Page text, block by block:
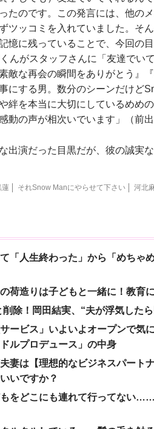
たのです。この発言には、他の
ツッコミを入れていました。そ
憶に残っていることで、今回の
んがスタッフさんに「友達でい
敵な再会の瞬間をありがとう』
にする男。数分のシーンだけど
絆を本当に大切にしているめめ
動の声が相次いでいます」（前出
出演だった目黒だが、彼の誠実
蓮 それSnow Manにやらせて下さい 河北
「人生終わった」から「めちゃ
荷造りは子どもと一緒に！教育
除！岡田結実、“夫が浮気した
ービス」いよいよオープンで気
ルプロデュース」の中身
妻は【理想的なビジネスパート
いですか？
をどこにも連れて行ってない